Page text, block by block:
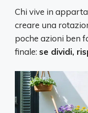
Chi vive in
creare una
poche azioni ben
finale:se dividi,